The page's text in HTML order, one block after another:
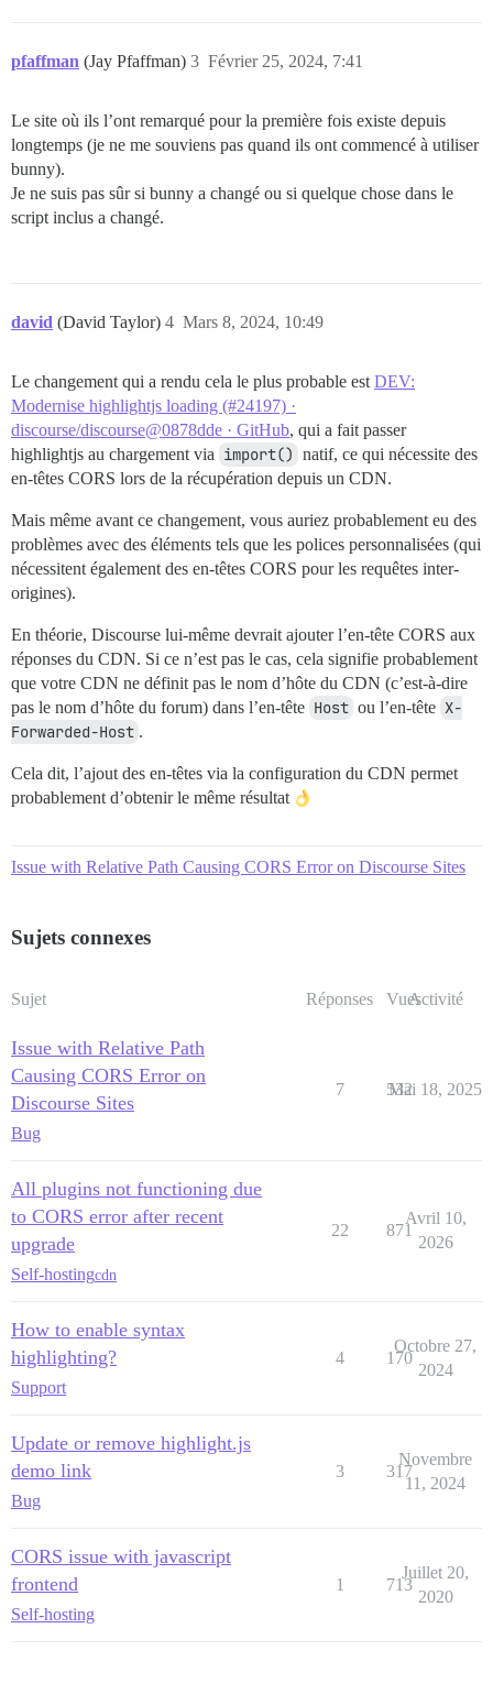
pfaffman (Jay Pfaffman) Février 25, 2024, 7:41
3
Le site où ils l’ont remarqué pour la première fois existe depuis
longtemps (je ne me souviens pas quand ils ont commencé à utiliser
bunny).
Je ne suis pas sûr si bunny a changé ou si quelque chose dans le
script inclus a changé.
david (David Taylor) Mars 8, 2024, 10:49
4
Le changement qui a rendu cela le plus probable est DEV:
Modernise highlightjs loading (#24197) ·
discourse/discourse@0878dde · GitHub, qui a fait passer
highlightjs au chargement via import() natif, ce qui nécessite des
en-têtes CORS lors de la récupération depuis un CDN.
Mais même avant ce changement, vous auriez probablement eu des
problèmes avec des éléments tels que les polices personnalisées (qui
nécessitent également des en-têtes CORS pour les requêtes inter-
origines).
En théorie, Discourse lui-même devrait ajouter l’en-tête CORS aux
réponses du CDN. Si ce n’est pas le cas, cela signifie probablement
que votre CDN ne définit pas le nom d’hôte du CDN (c’est-à-dire
pas le nom d’hôte du forum) dans l’en-tête Host ou l’en-tête X-
Forwarded-Host .
Cela dit, l’ajout des en-têtes via la configuration du CDN permet
probablement d’obtenir le même résultat
Issue with Relative Path Causing CORS Error on Discourse Sites
Sujets connexes
Sujet Réponses VuesActivité
Issue with Relative Path
Causing CORS Error on
Discourse Sites
Bug
7 532
Mai 18, 2025
All plugins not functioning due
to CORS error after recent
upgrade
Self-hostingcdn
22 871
Avril 10,
2026
How to enable syntax
highlighting?
Support
4 170
Octobre 27,
2024
Update or remove highlight.js
demo link
Bug
3 317
Novembre
11, 2024
CORS issue with javascript
frontend
Self-hosting
1 713
Juillet 20,
2020